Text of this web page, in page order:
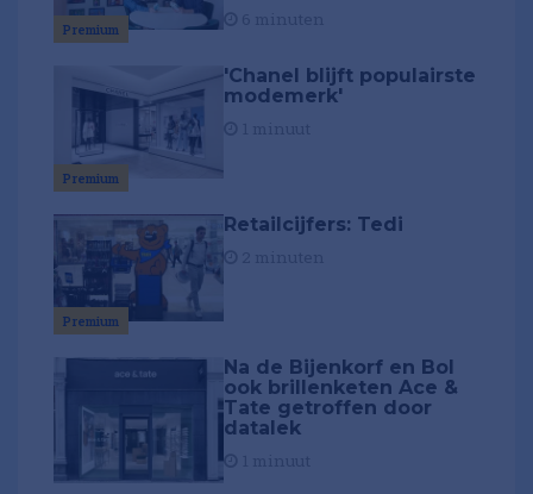
Premium
Premium
'Chanel blijft populairste
modemerk'
Premium
Retailcijfers: Tedi
Na de Bijenkorf en Bol
ook brillenketen Ace &
Tate getroffen door
datalek